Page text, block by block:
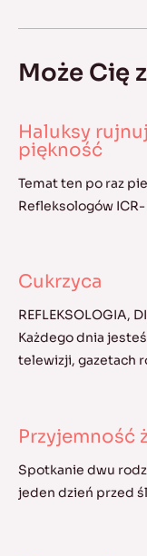
Może Cię
Haluksy
piękność
Temat ten po raz
Refleksologów
Cukrzyca
REFLEKSOLOGIA,
Każdego dnia
telewizji, gazetach
Przyjemność
Spotkanie dwu
jeden dzień przed